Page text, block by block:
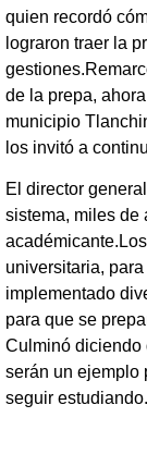
quien recordó
lograron traer la
de la prepa,
municipio
los invitó a
El director
sistema, miles de
universitaria,
implementado
para que se
Culminó diciendo
serán un ejemplo
seguir estudiando.